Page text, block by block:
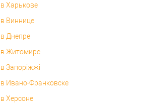
Харькове
Виннице
Днепре
в Житомире
Запоріжжі
Ивано-Франковске
Херсоне